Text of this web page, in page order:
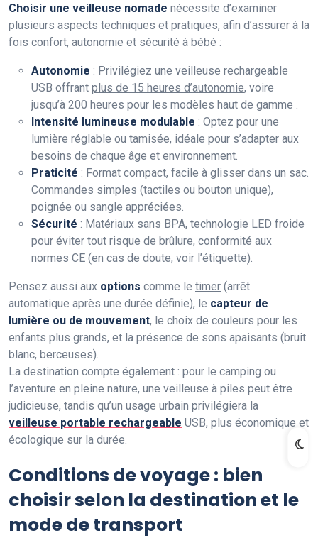
Choisir une veilleuse nomade nécessite d’examiner
plusieurs aspects techniques et pratiques, afin d’assurer à la
fois confort, autonomie et sécurité à bébé :
Autonomie : Privilégiez une veilleuse rechargeable
USB offrant plus de 15 heures d’autonomie, voire
jusqu’à 200 heures pour les modèles haut de gamme .
Intensité lumineuse modulable : Optez pour une
lumière réglable ou tamisée, idéale pour s’adapter aux
besoins de chaque âge et environnement.
Praticité : Format compact, facile à glisser dans un sac.
Commandes simples (tactiles ou bouton unique),
poignée ou sangle appréciées.
Sécurité : Matériaux sans BPA, technologie LED froide
pour éviter tout risque de brûlure, conformité aux
normes CE (en cas de doute, voir l’étiquette).
Pensez aussi aux options comme le timer (arrêt
automatique après une durée définie), le capteur de
lumière ou de mouvement, le choix de couleurs pour les
enfants plus grands, et la présence de sons apaisants (bruit
blanc, berceuses).
La destination compte également : pour le camping ou
l’aventure en pleine nature, une veilleuse à piles peut être
judicieuse, tandis qu’un usage urbain privilégiera la
veilleuse portable rechargeable USB, plus économique et
écologique sur la durée.
Conditions de voyage : bien
choisir selon la destination et le
mode de transport